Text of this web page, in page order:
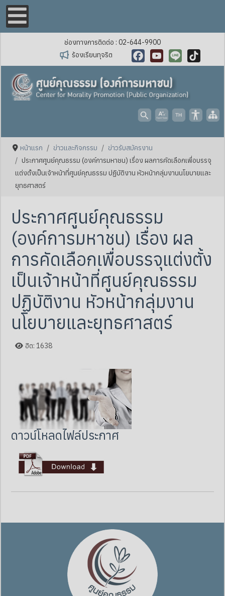
ช่องทางการติดต่อ : 02-644-9900
ร้องเรียนทุจริต
Facebook
YouTube
Line TikTok
หน้าแรก ข่าวและกิจกรรม
ข่าวรับสมัครงาน
ประกาศศูนย์คุณธรรม (องค์การมหาชน) เรื่อง ผลการคัดเลือกเพื่อบรรจุ
แต่งตั้งเป็นเจ้าหน้าที่ศูนย์คุณธรรม ปฏิบัติงาน หัวหน้ากลุ่มงานนโยบายและ
ยุทธศาสตร์
ประกาศศูนย์คุณธรรม
(องค์การมหาชน) เรื่อง ผล
การคัดเลือกเพื่อบรรจุแต่งตั้ง
เป็นเจ้าหน้าที่ศูนย์คุณธรรม
ปฏิบัติงาน หัวหน้ากลุ่มงาน
นโยบายและยุทธศาสตร์
ฮิต: 1638
ดาวน์โหลดไฟล์ประกาศ